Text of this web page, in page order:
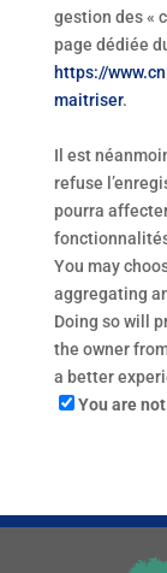
gestion des «
page dédiée
https://
maitriser.
Il est
refuse
pourra
You may
aggregating
Doing so will
the owner
a better
You are